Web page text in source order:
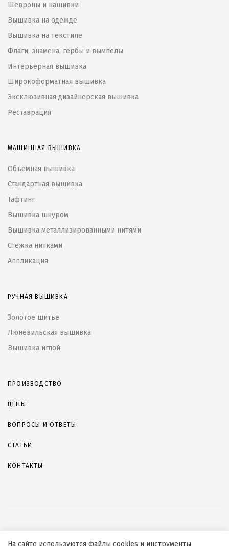
Шевроны и нашивки
Вышивка на одежде
Вышивка на текстиле
Флаги, знамена, гербы и вымпелы
Интерьерная вышивка
Широкоформатная вышивка
Эксклюзивная дизайнерская вышивка
Реставрация
МАШИННАЯ ВЫШИВКА
Объемная вышивка
Стандартная вышивка
Тафтинг
Вышивка шнуром
Вышивка металлизированными нитями
Стежка нитками
Аппликация
РУЧНАЯ ВЫШИВКА
Золотое шитье
Люневильская вышивка
Вышивка иглой
ПРОИЗВОДСТВО
ЦЕНЫ
ВОПРОСЫ И ОТВЕТЫ
СТАТЬИ
КОНТАКТЫ
На сайте используются файлы cookies и инструменты